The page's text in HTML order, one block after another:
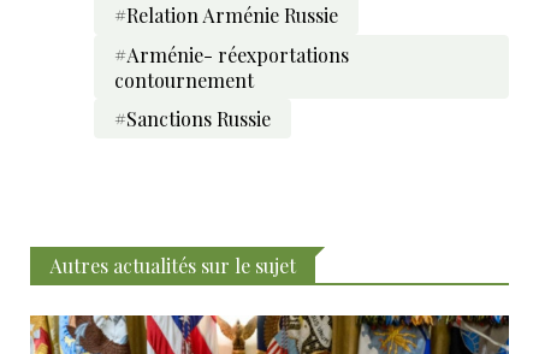
#Relation Arménie Russie
#Arménie- réexportations
contournement
#Sanctions Russie
Autres actualités sur le sujet